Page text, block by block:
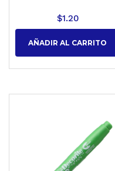
$1.20
AÑADIR AL CARRITO